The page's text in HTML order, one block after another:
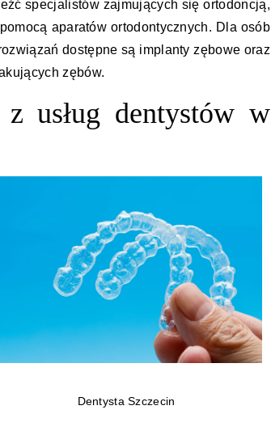
specjalistów zajmujących się ortodoncją,
aparatów ortodontycznych. Dla osób
dostępne są implanty zębowe oraz
zębów.
usług dentystów w
Dentysta Szczecin